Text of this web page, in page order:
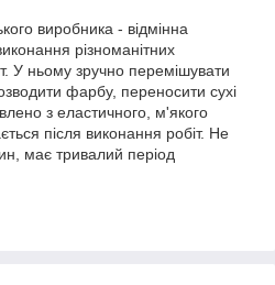
виробника - відмінна
різноманітних
У ньому зручно перемішувати
фарбу, переносити сухі
з еластичного, м'якого
після виконання робіт. Не
має тривалий період